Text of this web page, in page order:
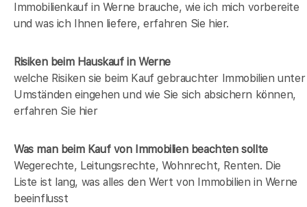
Immobilienkauf in Werne brauche, wie ich mich vorbereite
und was ich Ihnen liefere, erfahren Sie hier.
Risiken beim Hauskaufin Werne
welche Risiken sie beim Kauf gebrauchter Immobilien unter
Umständen eingehen und wie Sie sich absichern können,
erfahren Sie hier
Was man beim Kauf von Immobilien beachten sollte
Wegerechte, Leitungsrechte, Wohnrecht, Renten. Die
Liste ist lang, was alles den Wert von Immobilien in Werne
beeinflusst